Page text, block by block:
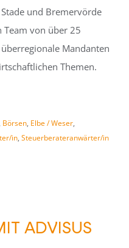
und Bremervörde
von über 25
Mandanten
Themen.
Börsen, Elbe / Weser,
in, Steuerberateranwärter/in
ADVISUS